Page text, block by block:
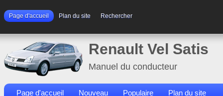
Page d'accueil Plan du site Rechercher
Renault Vel Satis
Manuel du conducteur
Page d'accueil Nouveau Populaire Plan du site